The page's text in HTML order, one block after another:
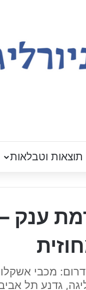
תוצאות וטבלאות
ענק
גדנע תל